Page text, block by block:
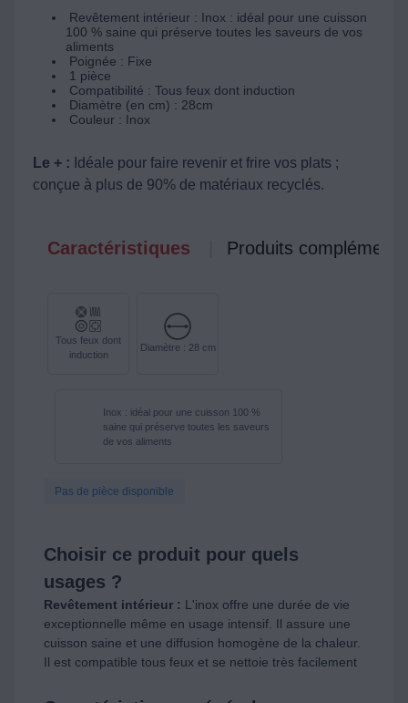
Revêtement intérieur : Inox : idéal pour une cuisson
100 % saine qui préserve toutes les saveurs de vos
aliments
Poignée : Fixe
1 pièce
Compatibilité : Tous feux dont induction
Diamètre (en cm) : 28cm
Couleur : Inox
Le + : Idéale pour faire revenir et frire vos plats ;
conçue à plus de 90% de matériaux recyclés.
Caractéristiques Produits
Tous feux dont
induction
Diamètre : 28 cm
Inox : idéal pour une cuisson 100 %
saine qui préserve toutes les saveurs
de vos aliments
Pas de pièce disponible
Choisir ce produit pour quels
usages ?
Revêtement intérieur : L'inox offre une durée de vie
exceptionnelle même en usage intensif. Il assure une
cuisson saine et une diffusion homogène de la chaleur.
Il est compatible tous feux et se nettoie très facilement